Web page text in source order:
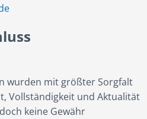
wurden mit größter Sorgfalt
Vollständigkeit und Aktualität
keine Gewähr